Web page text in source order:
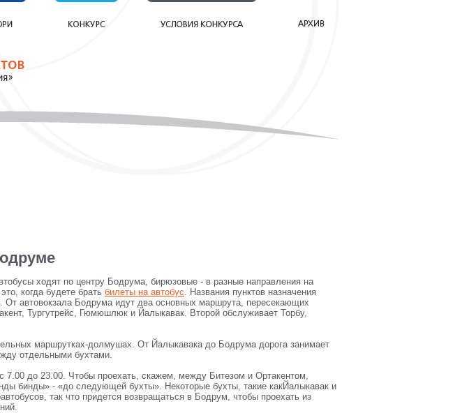
ходят по центру Бодрума, бирюзовые - в разные направления на
когда будете брать билеты на автобус. Названия пунктов назначения
От автовокзала Бодрума идут два основных маршрута, пересекающих
Тургутрейс, Гюмюшлюк и Йалыкавак. Второй обслуживает Торбу,
маршрутках-долмушах. От Йалыкавака до Бодрума дорога занимает
отдельными бухтами.
7.00 до 23.00. Чтобы проехать, скажем, между Битезом и Ортакентом,
бинды» - «до следующей бухты». Некоторые бухты, такие какЙалыкавак и
так что придется возвращаться в Бодрум, чтобы проехать из